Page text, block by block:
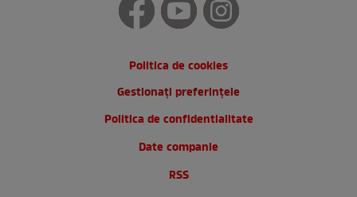
Politica de cookies
Gestionați preferințele
Politica de confidentialitate
Date companie
RSS